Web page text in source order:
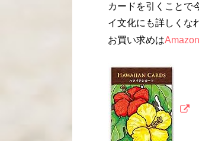
カードを引くことで
イ文化にも詳しくな
お買い求めはAmazon